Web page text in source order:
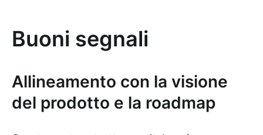
Buoni segnali
Allineamento con la visione
del prodotto e la roadmap